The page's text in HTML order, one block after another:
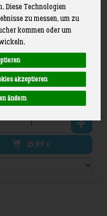
Diese Technologien
zu messen, um zu
kommen oder um
akzeptieren
ändern
15,99 € / Paket
inkl. 7% MwSt.
15,99€